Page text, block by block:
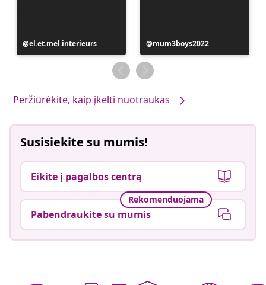
Įrašą
paskelbė
el.et.mel.interieurs
Įrašą
paskelbė
mum3boys2022
Peržiūrėkite, kaip įkelti nuotraukas
Susisiekite su mumis!
Eikite į pagalbos centrą
Rekomenduojama
Pabendraukite su mumis